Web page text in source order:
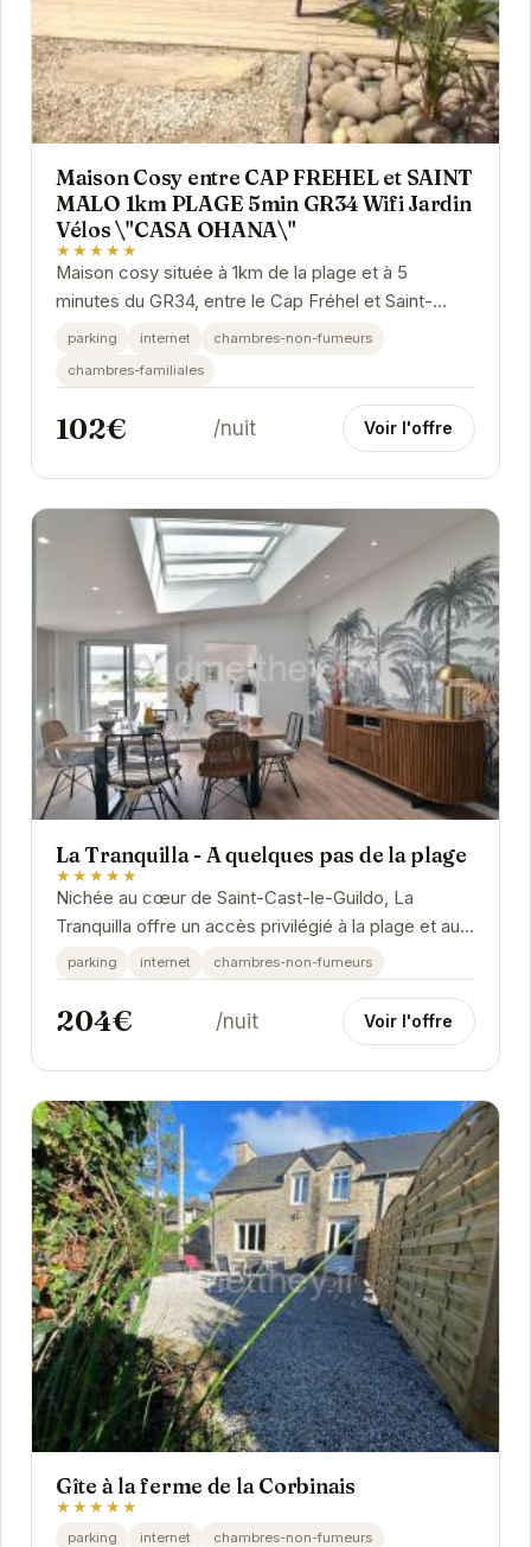
Maison Cosy entre CAP FREHEL et SAINT
MALO 1km PLAGE 5min GR34 Wifi Jardin
Vélos \"CASA OHANA\"
★★★★★
Maison cosy située à 1km de la plage et à 5
minutes du GR34, entre le Cap Fréhel et Saint-
Malo. "CASA OHANA" dispose d'un jardin, d'une
parking internet
chambres-non-fumeurs
chambres-familiales
102€ /nuit Voir l'offre
La Tranquilla - A quelques pas de la plage
★★★★★
Nichée au cœur de Saint-Cast-le-Guildo, La
Tranquilla offre un accès privilégié à la plage et aux
charmes de la Bretagne. Ses équipements...
parking internet chambres-non-fumeurs
204€ /nuit Voir l'offre
Gîte à la ferme de la Corbinais
★★★★★
parking internet chambres-non-fumeurs